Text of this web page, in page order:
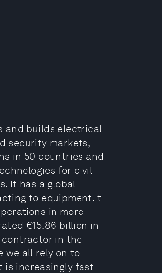
and builds electrical
security markets,
in 50 countries and
for civil
It has a global
to equipment. t
in more
€15.86 billion in
contractor in the
we all rely on to
is increasingly fast